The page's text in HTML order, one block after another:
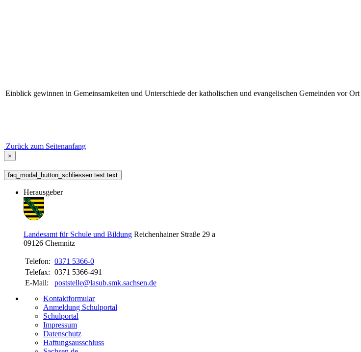
Einblick gewinnen in Gemeinsamkeiten und Unterschiede der katholischen und evangelischen Gemeinden vor Ort
Zurück zum Seitenanfang
×
faq_modal_button_schliessen test text
Herausgeber
Landesamt für Schule und Bildung Reichenhainer Straße 29 a
09126 Chemnitz
Telefon: 0371 5366-0
Telefax: 0371 5366-491
E-Mail:
poststelle@lasub.smk.sachsen.de
Kontaktformular
Anmeldung Schulportal
Schulportal
Impressum
Datenschutz
Haftungsausschluss